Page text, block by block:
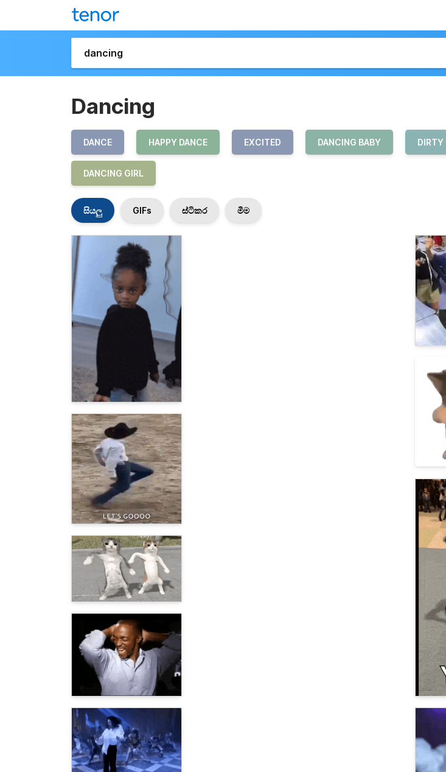
Dancing
DANCE HAPPY DANCE EXCITED DANCING BABY DIRTY
DANCING GIRL
සියලු GIFs ස්ටිකර මීම